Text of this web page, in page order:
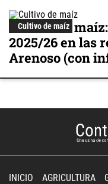
Cultivo de maíz
Cultivo de
2025/26 en las
Arenoso (con
INICIO AGRICULTURA